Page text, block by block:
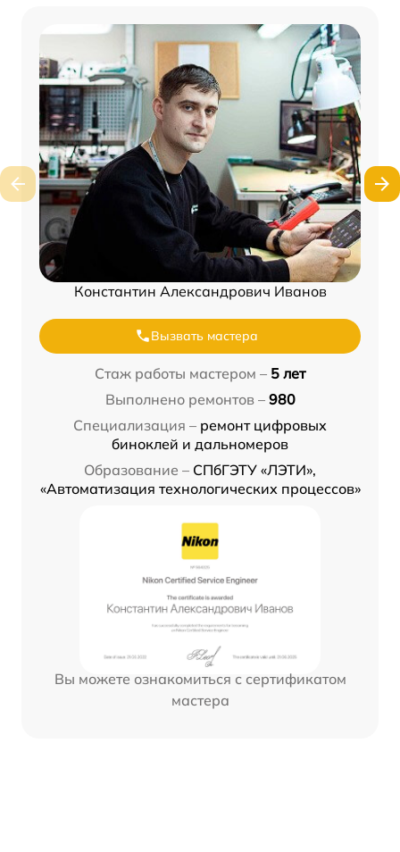
Константин Александрович Иванов
Вызвать мастера
Стаж работы мастером – 5 лет
Выполнено ремонтов – 980
Специализация – ремонт цифровых
биноклей и дальномеров
Образование – СПбГЭТУ «ЛЭТИ»,
«Автоматизация технологических процессов»
Вы можете ознакомиться с сертификатом
мастера